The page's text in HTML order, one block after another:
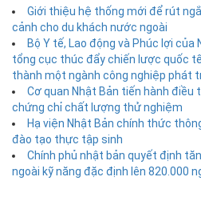
Giới thiệu hệ thống mới để rút
cảnh cho du khách nước ngoài
Bộ Y tế, Lao động và Phúc lợi
tổng cục thúc đẩy chiến lược quốc
thành một ngành công nghiệp phát
Cơ quan Nhật Bản tiến hành điều
chứng chỉ chất lượng thử nghiệm
Hạ viện Nhật Bản chính thức
đào tạo thực tập sinh
Chính phủ nhật bản quyết định
ngoài kỹ năng đặc định lên 820.000